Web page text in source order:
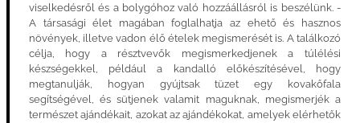
viselkedésről és a bolygóhoz való hozzáállásról is beszélünk. -
A társasági élet magában foglalhatja az ehető és hasznos
növények, illetve vadon élő ételek megismerését is. A találkozó
célja, hogy a résztvevők megismerkedjenek a túlélési
készségekkel, például a kandalló előkészítésével, hogy
megtanulják, hogyan gyújtsak tüzet egy kovakőfala
segítségével, és sütjenek valamit maguknak, megismerjék a
természet ajándékait, azokat az ajándékokat, amelyek elérhetők